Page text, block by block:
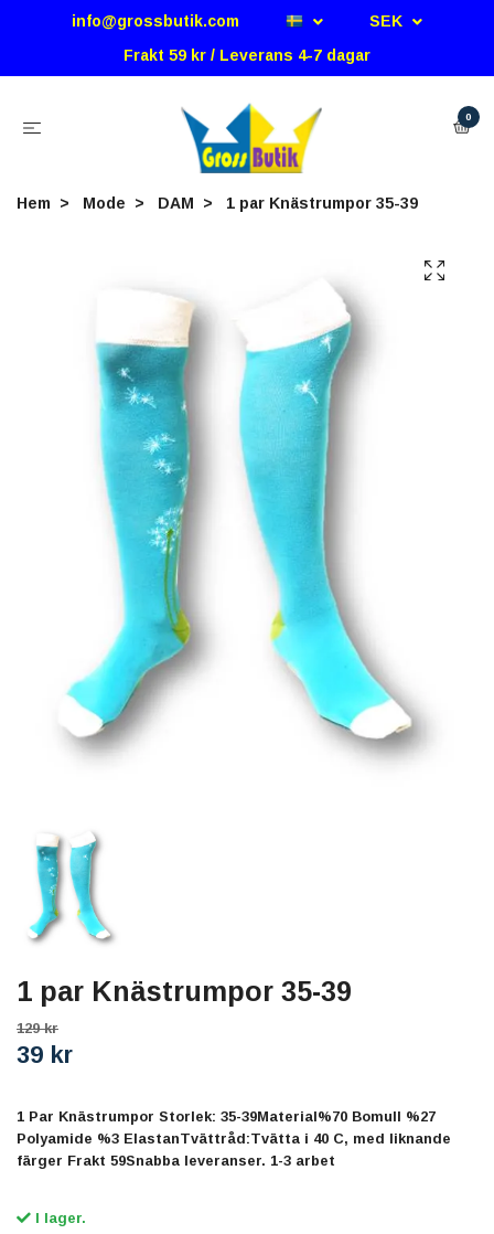
info@grossbutik.com
SEK
Frakt 59 kr / Leverans 4-7 dagar
0
Hem Mode DAM 1 par Knästrumpor 35-39
1 par Knästrumpor 35-39
129 kr
39 kr
1 Par Knästrumpor Storlek: 35-39Material%70 Bomull %27
Polyamide %3 ElastanTvättråd:Tvätta i 40 C, med liknande
färger Frakt 59Snabba leveranser. 1-3 arbet
I lager.